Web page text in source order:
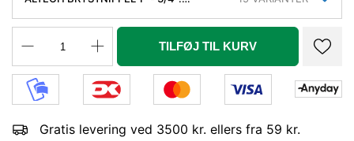
TILFØJ TIL KURV
Gratis levering ved 3500 kr. ellers fra 59 kr.